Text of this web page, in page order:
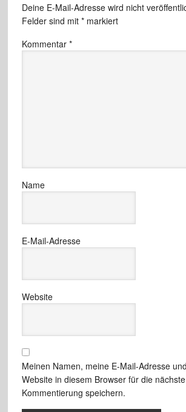
Deine E-Mail-Adresse wird nicht
Felder sind mit *markiert
Kommentar *
Name
E-Mail-Adresse
Website
Meinen Namen, meine E-Mail-Adresse
Website in diesem Browser für die nächste
Kommentierung speichern.